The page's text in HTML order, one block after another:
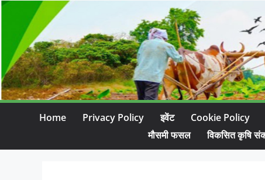
Home Privacy Policy इवेंट Cookie Policy
मौसमी फसल
विकसित कृषि